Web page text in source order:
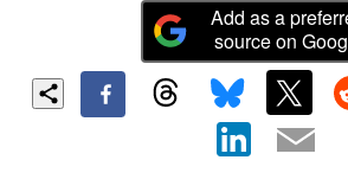
Add as a
source on